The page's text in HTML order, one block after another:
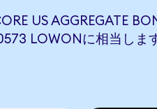
US AGGREGATE
LOWONに相当しま